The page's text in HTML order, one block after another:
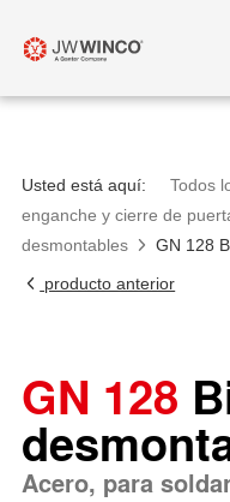
Usted está aquí: Todos
enganche y cierre de
desmontables
GN 128
producto anterior
GN 128
Acero, para